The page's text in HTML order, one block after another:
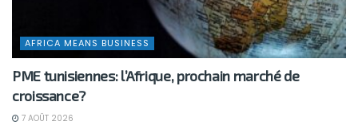
AFRICA MEANS BUSINESS
PME tunisiennes: l’Afrique, prochain marché de
croissance?
7 AOÛT 2026